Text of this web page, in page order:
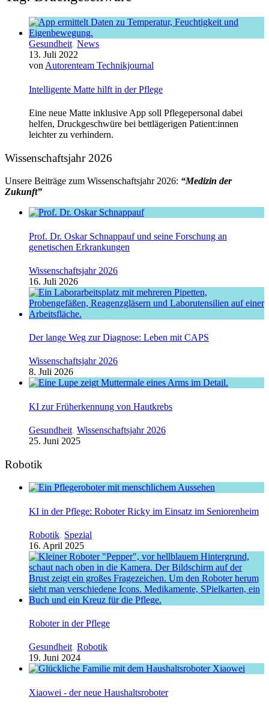
Gesundheit, News
13. Juli 2022
von Autorenteam Technikjournal
Intelligente Matte hilft in der Pflege
Eine neue Matte inklusive App soll Pflegepersonal dabei
helfen, Druckgeschwüre bei bettlägerigen Patient:innen
leichter zu verhindern.
Wissenschaftsjahr 2026
Unsere Beiträge zum Wissenschaftsjahr 2026: “Medizin der
Zukunft”
Prof. Dr. Oskar Schnappauf und seine Forschung an
genetischen Erkrankungen
Wissenschaftsjahr 2026
16. Juli 2026
Der lange Weg zur Diagnose: Leben mit CAPS
Wissenschaftsjahr 2026
8. Juli 2026
KI zur Früherkennung von Hautkrebs
Gesundheit, Wissenschaftsjahr 2026
25. Juni 2025
Robotik
KI in der Pflege: Roboter Ricky im Einsatz im Seniorenheim
Robotik, Spezial
16. April 2025
Roboter in der Pflege
Gesundheit, Robotik
19. Juni 2024
Xiaowei - der neue Haushaltsroboter